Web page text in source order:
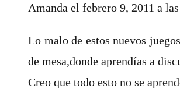
Amanda el febrero 9, 2011 a
Lo malo de estos nuevos
de mesa,donde aprendías a
Creo que todo esto no se